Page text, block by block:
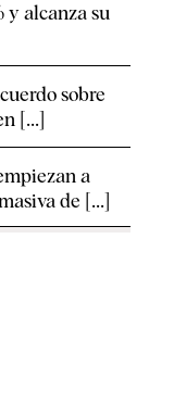
y alcanza su
sobre
[...]
a
de [...]